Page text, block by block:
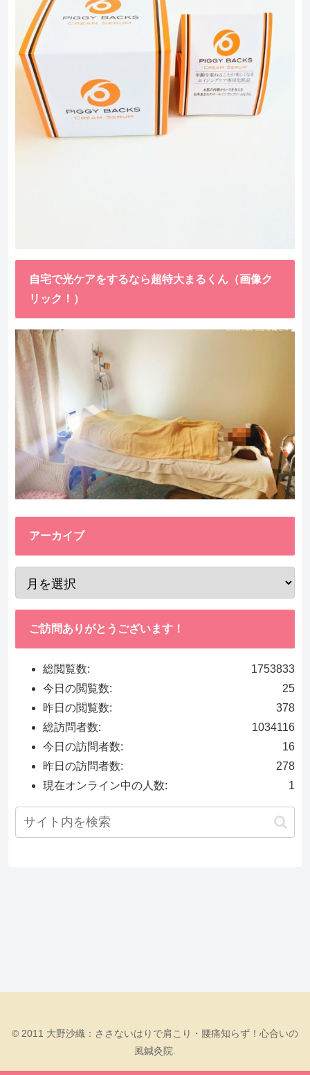
自宅で光ケアをするなら超特大まるくん（画像ク
リック！）
アーカイブ
ご訪問ありがとうございます！
1753833
総閲覧数:
25
今日の閲覧数:
378
昨日の閲覧数:
1034116
総訪問者数:
16
今日の訪問者数:
278
昨日の訪問者数:
1
現在オンライン中の人数:
© 2011 大野沙織：ささないはりで肩こり・腰痛知らず！心合いの
風鍼灸院.